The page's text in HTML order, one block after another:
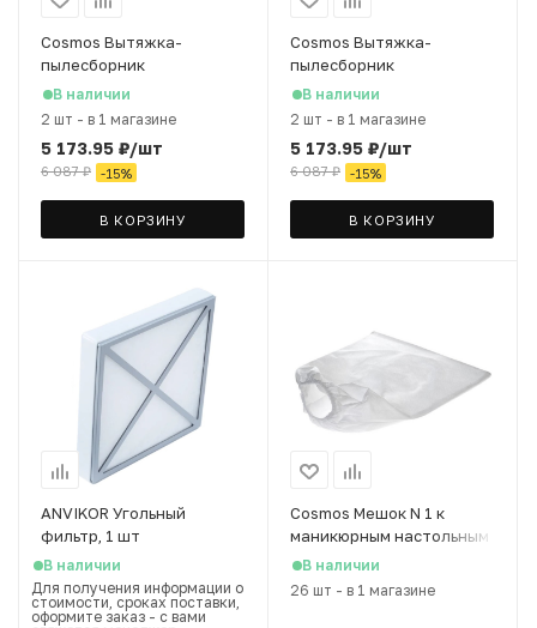
Cosmos Вытяжка-
пылесборник
(встраиваемый) V2Black,
60 W, 20*20 см, 2 мешка в
В наличии
2 шт - в 1 магазине
5 173.95 ₽/шт
6 087₽ -15%
В КОРЗИНУ
Cosmos Вытяжка-
пылесборник
(встраиваемый) V2White,
60 W, 20*20 см, 2 мешка в
В наличии
2 шт - в 1 магазине
5 173.95 ₽/шт
6 087₽ -15%
В КОРЗИНУ
ANVIKOR Угольный
фильтр, 1 шт
В наличии
Для получения информации о
стоимости, сроках поставки,
оформите заказ - с вами
Cosmos Мешок N 1 к
маникюрным настольным
вытяжкам (мал.), 30*30
см
В наличии
26 шт - в 1 магазине